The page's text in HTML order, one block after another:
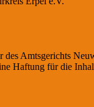
des Amtsgerichts
Haftung für die